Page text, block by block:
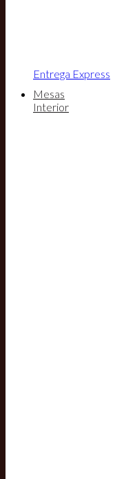
Entrega Express
Mesas
Interior